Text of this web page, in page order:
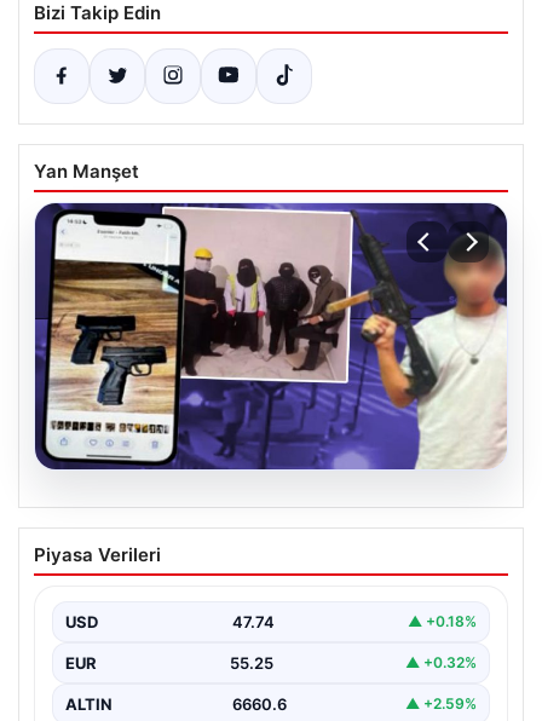
Bizi Takip Edin
Yan Manşet
Casperlar çetesine yeni iddianame
Piyasa Verileri
USD 47.74 ▲ +0.18%
EUR 55.25 ▲ +0.32%
ALTIN 6660.6 ▲ +2.59%